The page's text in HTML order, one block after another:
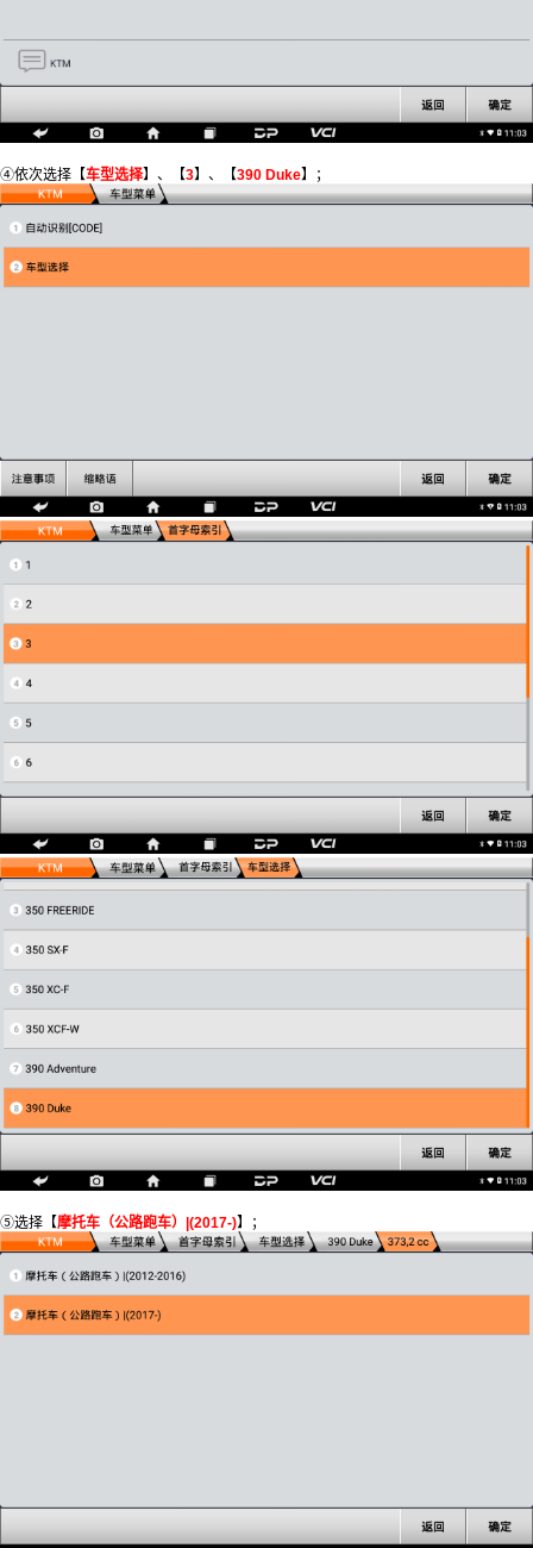
④依次选择【车型选择】、【3】、【390 Duke】；
⑤选择【摩托车（公路跑车）|(2017-)】；